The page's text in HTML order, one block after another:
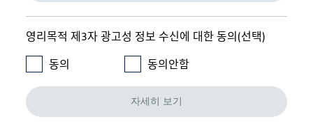
영리목적 제3자 광고성 정보 수신에 대한 동의(선택)
동의
동의안함
자세히 보기